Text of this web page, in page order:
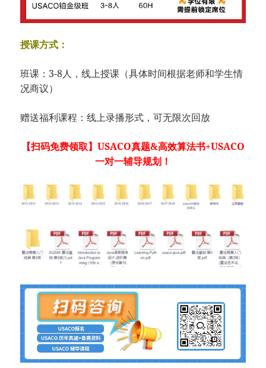
授课方式：
班课：3-8人，线上授课（具体时间根据老师和学生情
况商议）
赠送福利课程：线上录播形式，可无限次回放
【扫码免费领取】USACO真题&高效算法书+USACO
一对一辅导规划！